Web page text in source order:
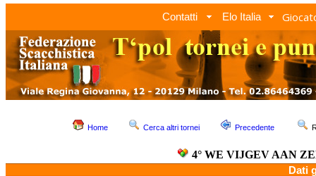
Contatti Elo Italia
Home Cerca altri tornei Precedente
4° WE VIJGEV AAN
Dati